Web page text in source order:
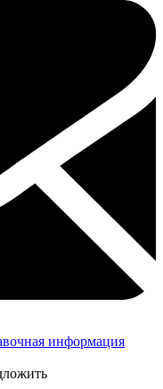
информация